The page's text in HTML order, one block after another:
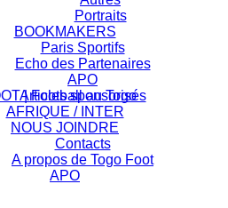
Portraits
BOOKMAKERS
Paris Sportifs
Echo des Partenaires
APO
Articles sponsorisés
AFRIQUE / INTER
NOUS JOINDRE
Contacts
A propos de Togo Foot
APO